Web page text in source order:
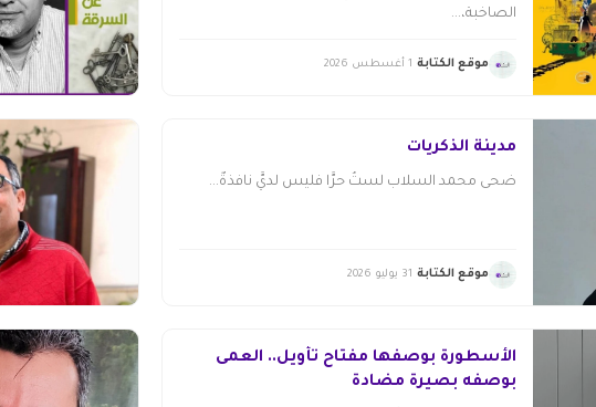
الصاخبة،...
موقع الكتابة 1 أغسطس 2026
مدينة الذكريات
ضحى محمد السلاب لستُ حرًّا فليس لديَّ نافذةٌ...
موقع الكتابة 31 يوليو 2026
الأسطورة بوصفها مفتاح تأويل.. العمى
بوصفه بصيرة مضادة